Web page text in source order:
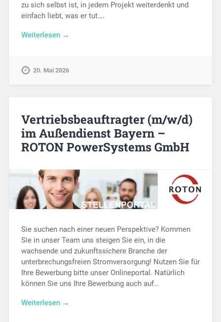
zu sich selbst ist, in jedem Projekt weiterdenkt und
einfach liebt, was er tut….
Weiterlesen →
20. Mai 2026
Vertriebsbeauftragter (m/w/d)
im Außendienst Bayern –
ROTON PowerSystems GmbH
Sie suchen nach einer neuen Perspektive? Kommen
Sie in unser Team uns steigen Sie ein, in die
wachsende und zukunftssichere Branche der
unterbrechungsfreien Stromversorgung! Nutzen Sie für
Ihre Bewerbung bitte unser Onlineportal. Natürlich
können Sie uns Ihre Bewerbung auch auf…
Weiterlesen →